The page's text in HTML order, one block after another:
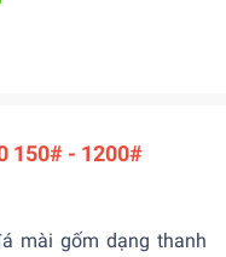
150# - 1200#
mài gốm dạng thanh